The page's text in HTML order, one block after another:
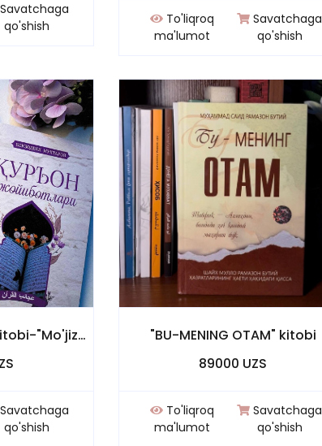
Savatchaga
qo'shish
To'liqroq
ma'lumot
Savatchaga
qo'shish
Qur'on ajoyibotlari kitobi-"Mo'jizalar kitobda jam!"
Savatchaga
qo'shish
"BU-MENING OTAM" kitobi
89000 UZS
To'liqroq
ma'lumot
Savatchaga
qo'shish